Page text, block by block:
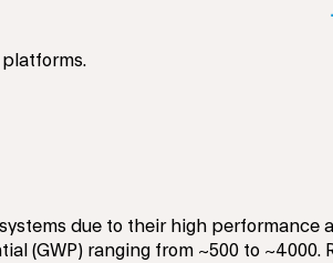
due to their high performance
(GWP) ranging from ~500 to ~4000.